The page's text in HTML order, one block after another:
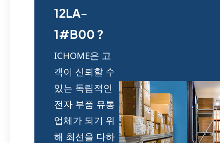
12LA-
1#B00 ?
ICHOME은 고
객이 신뢰할 수
있는 독립적인
전자 부품 유통
업체가 되기 위
해 최선을 다하